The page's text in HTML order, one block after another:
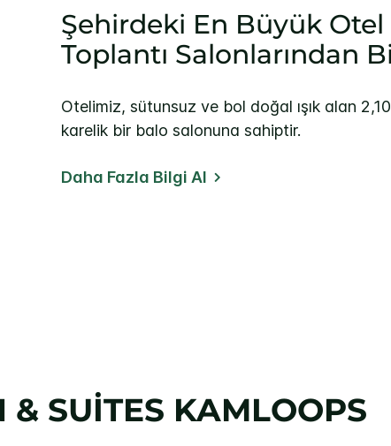
Şehirdeki En Büyük Otel
Toplantı Salonlarından
Otelimiz, sütunsuz ve bol doğal ışık alan
karelik bir balo salonuna sahiptir.
Daha Fazla Bilgi Al
SUITES KAMLOOPS